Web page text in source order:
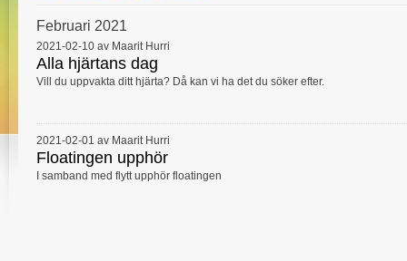
Februari 2021
2021-02-10 av Maarit Hurri
Alla hjärtans dag
Vill du uppvakta ditt hjärta? Då kan vi ha det du söker efter.
2021-02-01 av Maarit Hurri
Floatingen upphör
I samband med flytt upphör floatingen